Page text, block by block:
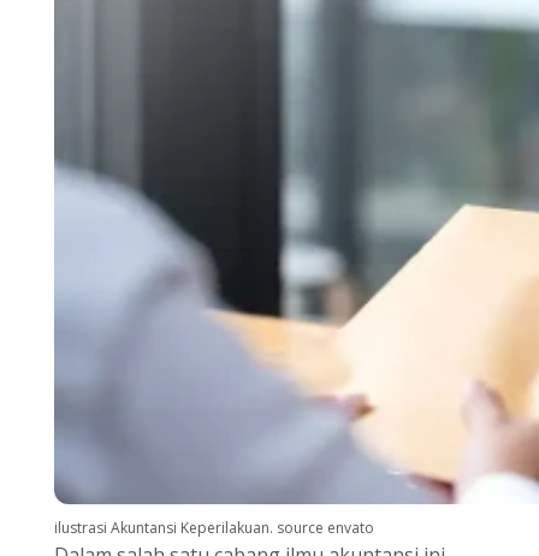
ilustrasi Akuntansi Keperilakuan. source envato